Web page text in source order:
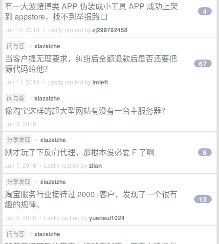
有一大波赌博类 APP 伪装成小工具 APP 成功上架
到 appstore，找不到举报路口
Jun 10, 2018 • Lastly replied byzj299792458
4
问与答 • xiazaizhe
当客户提无理要求，纠纷后全额退款后是否还要把
源代码给他？
Jun 11, 2018 • Lastly replied byimleft
67
问与答 • xiazaizhe
像淘宝这样的超大型网站有没有一台主服务器？
Jun 3, 2018
分享发现
• xiazaizhe
刚才玩了下反向代理，那根本没必要 F 了啊
Jun 7, 2018 • Lastly replied byzilan
8
分享发现 • xiazaizhe
淘宝服务行业接待过 2000+客户，发现了一个很有
趣的规律。
Jun 6, 2018 • Lastly replied byyuensui1024
13
问与答 • xiazaizhe